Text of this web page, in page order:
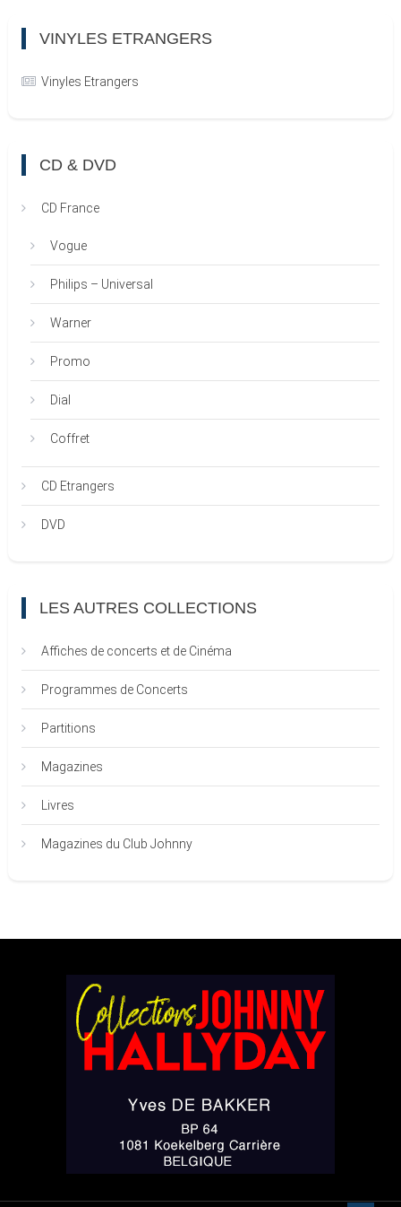
VINYLES ETRANGERS
Vinyles Etrangers
CD & DVD
CD France
Vogue
Philips – Universal
Warner
Promo
Dial
Coffret
CD Etrangers
DVD
LES AUTRES COLLECTIONS
Affiches de concerts et de Cinéma
Programmes de Concerts
Partitions
Magazines
Livres
Magazines du Club Johnny